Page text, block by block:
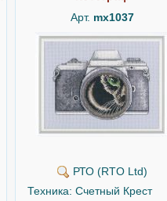
Арт. mx1037
РТО (RTO Ltd)
Техника: Счетный Крест